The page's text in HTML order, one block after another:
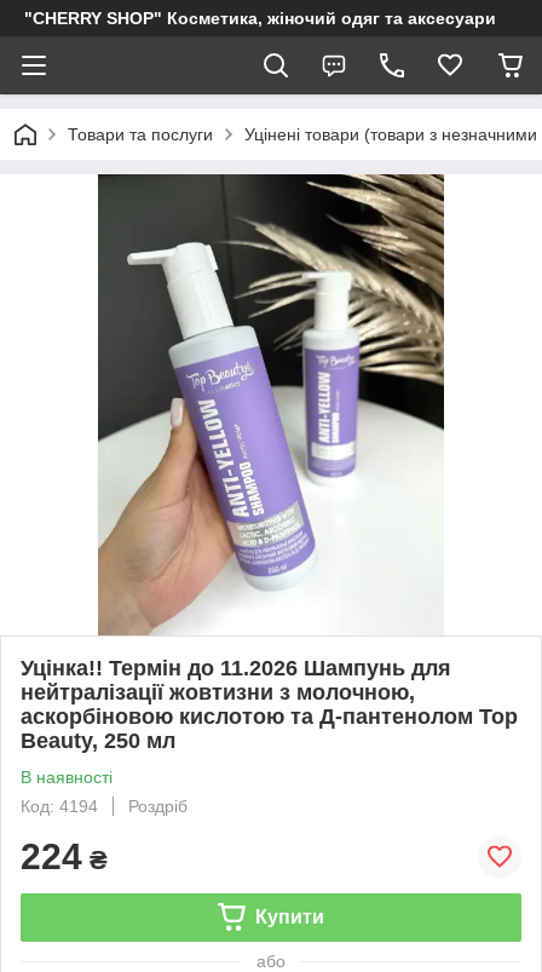
"CHERRY SHOP" Косметика, жіночий одяг та аксесуари
Товари та послуги Уцінені товари (товари з
Уцінка!! Термін до 11.2026 Шампунь для
нейтралізації жовтизни з молочною,
аскорбіновою кислотою та Д-пантенолом Top
Beauty, 250 мл
В наявності
Код: 4194
Роздріб
224 ₴
Купити
або